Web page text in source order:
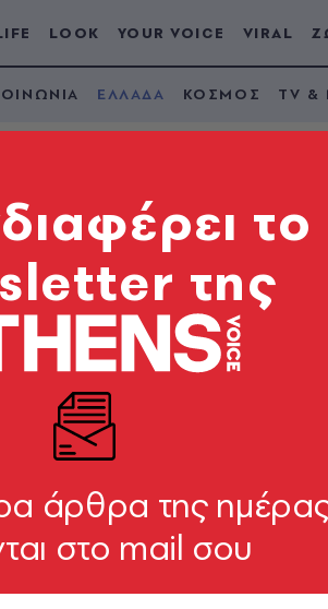
LOOK YOUR VOICE VIRAL
ΕΛΛΑΔΑ ΚΟΣΜΟΣ TV &
ο
το
της
άρθρα της
στο mail σου